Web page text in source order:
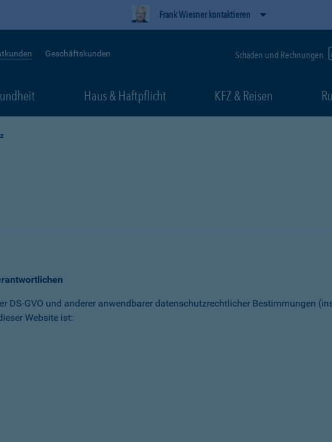
Frank Wiesner kontaktieren
Geschäftskunden Schäden und Rechnungen
Haus & Haftpflicht KFZ & Reisen
DS-GVO und anderer anwendbarer datenschutz­rechtlicher Bestimmungen
Website ist: